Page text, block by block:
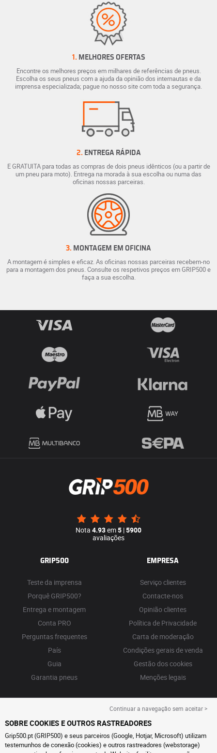
1. MELHORES OFERTAS
Encontre os melhores preços em milhares de referências de pneus.
Escolha os seus pneus com a ajuda da opinião dos internautas e da
imprensa especializada; pague no nosso site com toda a segurança.
2. ENTREGA RÁPIDA
E GRATUITA para todas as compras de dois pneus idênticos (ou a partir de
um pneu para moto). Entrega na morada à sua escolha ou numa das
oficinas nossas parceiras.
3. MONTAGEM EM OFICINA
A montagem é simples e eficaz. As oficinas nossas parceiras recebem-no
para a montagem dos pneus. Consulte os respetivos preços em GRIP500 e
faça a sua escolha.
Nota 4.93em5 |5900
avaliações
GRIP500
Teste da imprensa
Porquê GRIP500?
Entrega e montagem
Conta PRO
Perguntas frequentes
País
Guia
Garantia pneus
EMPRESA
Serviço clientes
Contacte-nos
Opinião clientes
Política de Privacidade
Carta de moderação
Condições gerais de venda
Gestão dos cookies
Menções legais
Continuar a navegação sem aceitar >
SOBRE COOKIES E OUTROS RASTREADORES
Grip500.pt (GRIP500) e seus parceiros (Google, Hotjar, Microsoft) utilizam
testemunhos de conexão (cookies) e outros rastreadores (webstorage)